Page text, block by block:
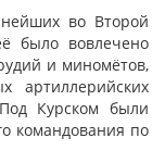
во Второй
было вовлечено
и миномётов,
Курском были
командования по